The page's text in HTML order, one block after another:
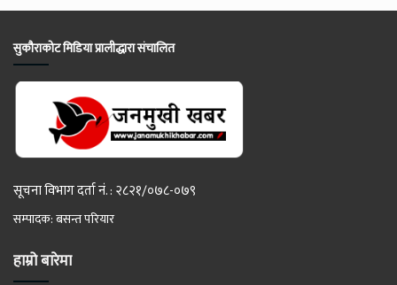
सुकौराकोट मिडिया प्रालीद्धारा संचालित
सूचना विभाग दर्ता नं. : २८२१/०७८-०७९
सम्पादक: बसन्त परियार
हाम्रो बारेमा